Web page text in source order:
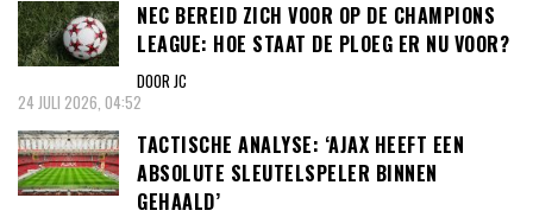
NEC BEREID ZICH VOOR OP DE CHAMPIONS
LEAGUE: HOE STAAT DE PLOEG ER NU VOOR?
DOOR JC
24 JULI 2026, 04:52
TACTISCHE ANALYSE: ‘AJAX HEEFT EEN
ABSOLUTE SLEUTELSPELER BINNEN
GEHAALD’